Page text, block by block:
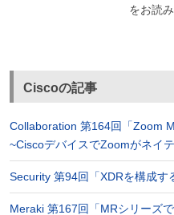
をお読
Ciscoの記事
Collaboration 第164回「Zoom
~CiscoデバイスでZoomがネイ
Security 第94回「XDRを構成す
Meraki 第167回「MRシリーズ